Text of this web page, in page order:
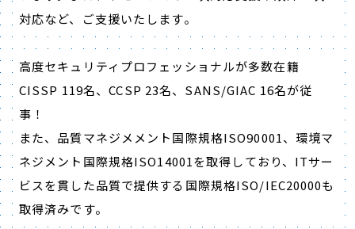
対応など、ご支援いたします。
高度セキュリティプロフェッショナルが多数在籍
CISSP 119名、CCSP 23名、SANS/GIAC 16名が従
事！
また、品質マネジメメント国際規格ISO90001、環境マ
ネジメント国際規格ISO14001を取得しており、ITサー
ビスを貫した品質で提供する国際規格ISO/IEC20000も
取得済みです。